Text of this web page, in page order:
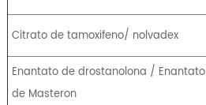
Citrato de tamoxifeno/ nolvadex
Enantato de drostanolona / Enantato
de Masteron